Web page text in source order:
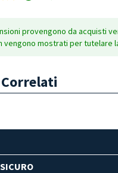
provengono da acquisti
vengono mostrati per tutelare